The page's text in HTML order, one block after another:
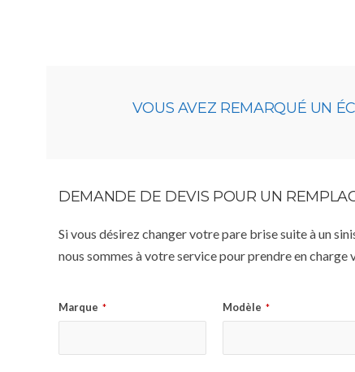
VOUS AVEZ REMARQUÉ UN
DEMANDE DE DEVIS POUR UN
Si vous désirez changer votre pare brise suite à un
nous sommes à votre service pour prendre en charge
Marque * Modèle *